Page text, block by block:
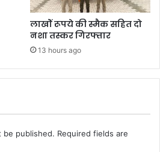
लाखोें रूपये की स्मैक सहित दो
नशा तस्कर गिरफ्तार
13 hours ago
be published. Required fields are